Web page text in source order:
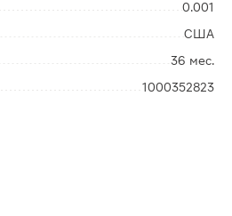
0.001
США
36 мес.
1000352823